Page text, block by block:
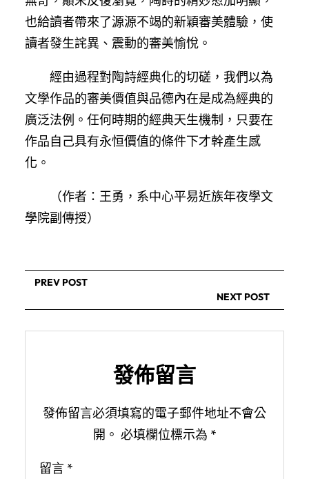
也給讀者帶來了源源不竭的新穎審美體驗，使
讀者發生詫異、震動的審美愉悅。
經由過程對陶詩經典化的切磋，我們以為
文學作品的審美價值與品德內在是成為經典的
廣泛法例。任何時期的經典天生機制，只要在
作品自己具有永恒價值的條件下才幹產生感
化。
（作者：王勇，系中心平易近族年夜學文
學院副傳授）
PREV POST
NEXT POST
發佈留言
發佈留言必須填寫的電子郵件地址不會公
開。 必填欄位標示為 *
留言 *